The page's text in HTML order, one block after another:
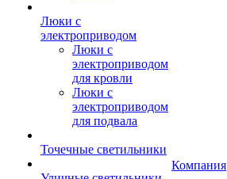
Люки с
электроприводом
Люки с
электроприводом
для кровли
Люки с
электроприводом
для подвала
Точечные светильники
Компания